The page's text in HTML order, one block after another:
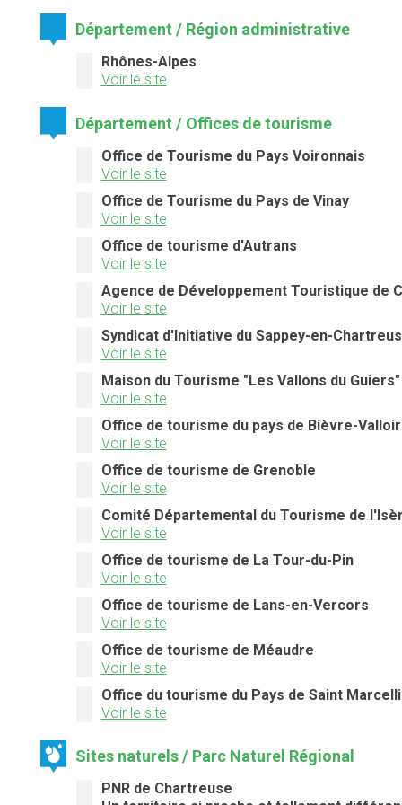
Département / Région administrative
Rhônes-Alpes
Voir le site
Département / Offices de tourisme
Office de Tourisme du Pays Voironnais
Voir le site
Office de Tourisme du Pays de Vinay
Voir le site
Office de tourisme d'Autrans
Voir le site
Agence de Développement Touristique de
Voir le site
Syndicat d'Initiative du Sappey-en-
Voir le site
Maison du Tourisme "Les Vallons du Guiers"
Voir le site
Office de tourisme du pays de Bièvre-
Voir le site
Office de tourisme de Grenoble
Voir le site
Comité Départemental du Tourisme de
Voir le site
Office de tourisme de La Tour-du-Pin
Voir le site
Office de tourisme de Lans-en-Vercors
Voir le site
Office de tourisme de Méaudre
Voir le site
Office du tourisme du Pays de Saint
Voir le site
Sites naturels / Parc Naturel Régional
PNR de Chartreuse